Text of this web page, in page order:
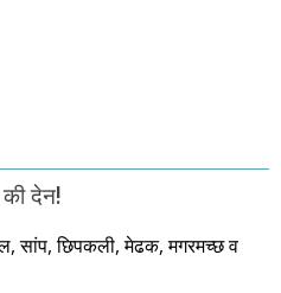
का कुछ कर्म हम कर दे रहे हैं। बाकी
की देन!
सांप, छिपकली, मेढक, मगरमच्छ व